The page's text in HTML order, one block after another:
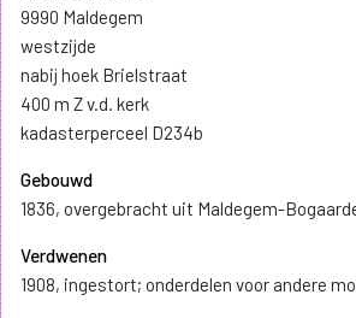
9990 Maldegem
westzijde
nabij hoek Brielstraat
400 m Z v.d. kerk
kadasterperceel D234b
Gebouwd
1836, overgebracht uit Maldegem-
Verdwenen
1908, ingestort; onderdelen voor andere